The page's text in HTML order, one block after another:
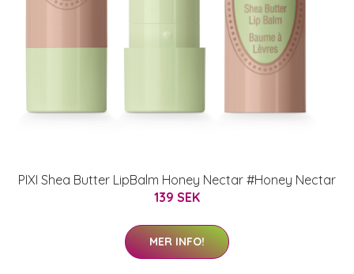
PIXI Shea Butter LipBalm Honey Nectar #Honey Nectar
139 SEK
MER INFO!